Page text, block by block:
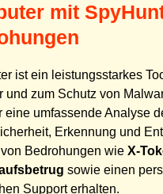
mit
ist ein leistungsstarkes
und zum Schutz von
eine umfassende Analyse
Erkennung und
Bedrohungen wie X-
sowie einen
Support erhalten.